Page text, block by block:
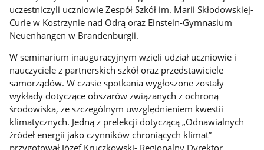
uczestniczyli uczniowie Zespół Szkół im. Marii Skłodowskiej-
Curie w Kostrzynie nad Odrą oraz Einstein-Gymnasium
Neuenhangen w Brandenburgii.
W seminarium inauguracyjnym wzięli udział uczniowie i
nauczyciele z partnerskich szkół oraz przedstawiciele
samorządów. W czasie spotkania wygłoszone zostały
wykłady dotyczące obszarów związanych z ochroną
środowiska, ze szczególnym uwzględnieniem kwestii
klimatycznych. Jedną z prelekcji dotyczącą „Odnawialnych
źródeł energii jako czynników chroniących klimat”
przygotował Józef Kruczkowski- Regionalny Dyrektor